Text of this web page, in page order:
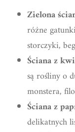
Zielona
różne
storczyki,
Ściana z
są rośliny o
monstera,
Ściana z
delikatnych